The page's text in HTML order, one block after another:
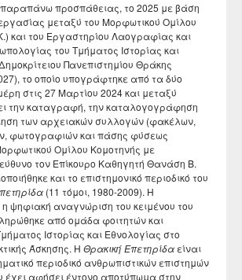
παραπάνω προσπάθειας, το 2025 με βάση
μεταξύ του Μορφωτικού Ομίλου
και του Εργαστηρίου Λαογραφίας και
του Τμήματος Ιστορίας και
Πανεπιστημίου Θράκης
το οποίο υπογράφτηκε από τα δύο
στις 27 Μαρτίου 2024 και μεταξύ
την καταγραφή, την καταλογογράφηση
των αρχειακών συλλογών (φακέλων,
φωτογραφιών και πάσης φύσεως
Ομίλου Κομοτηνής με
τον Επίκουρο Καθηγητή Θανάση Β.
και το επιστημονικό περιοδικό του
(11 τόμοι, 1980-2009). Η
ψηφιακή αναγνώριση του κειμένου του
από ομάδα φοιτητών και
Ιστορίας και Εθνολογίας στο
Άσκησης. Η Θρακική Επετηρίδα είναι
περιοδικό ανθρωπιστικών επιστημών
έχει αφήσει έντονο αποτύπωμα στην